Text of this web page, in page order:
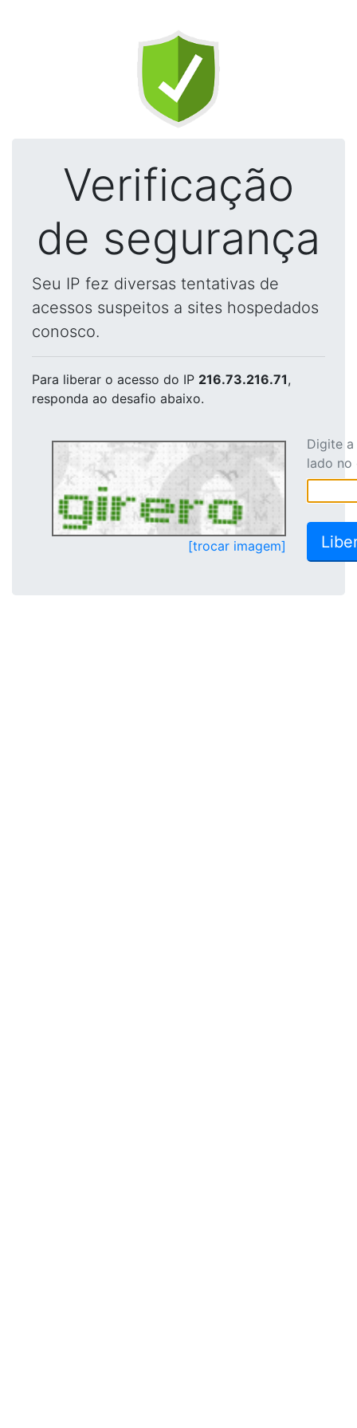
Verificação
de segurança
Seu IP fez diversas tentativas de
acessos suspeitos a sites hospedados
conosco.
Para liberar o acesso do IP 216.73.216.71,
responda ao desafio abaixo.
[trocar imagem]
Digite
lado no